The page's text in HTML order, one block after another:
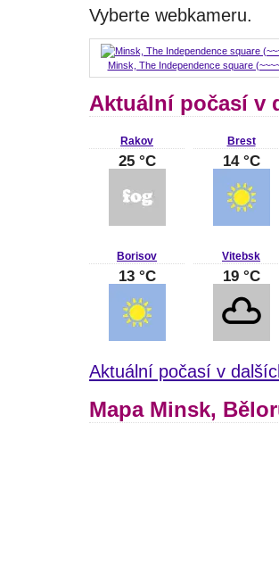
Vyberte webkameru.
Minsk, The Independence square
Aktuální počasí v
Rakov
25 °C
Brest
14 °C
Borisov
13 °C
Vitebsk
19 °C
Aktuální počasí v
Mapa Minsk,